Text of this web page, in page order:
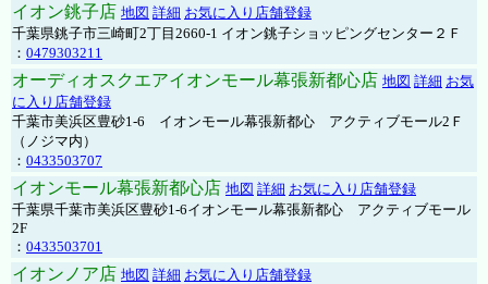
イオン銚子店 地図 詳細 お気に入り店舗登録
千葉県銚子市三崎町2丁目2660-1 イオン銚子ショッピングセンター２Ｆ
： 0479303211
オーディオスクエアイオンモール幕張新都心店 地図 詳細 お気
に入り店舗登録
千葉市美浜区豊砂1-6 イオンモール幕張新都心 アクティブモール2Ｆ
（ノジマ内）
： 0433503707
イオンモール幕張新都心店 地図 詳細 お気に入り店舗登録
千葉県千葉市美浜区豊砂1-6イオンモール幕張新都心 アクティブモール
2F
： 0433503701
イオンノア店 地図 詳細 お気に入り店舗登録